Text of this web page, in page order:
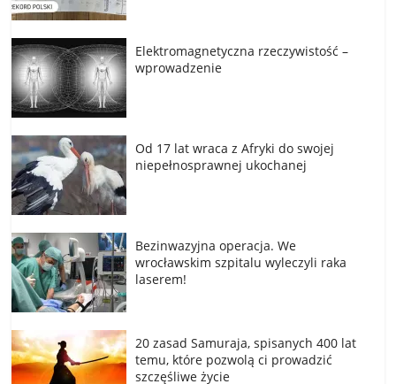
Elektromagnetyczna rzeczywistość –
wprowadzenie
Od 17 lat wraca z Afryki do swojej
niepełnosprawnej ukochanej
Bezinwazyjna operacja. We
wrocławskim szpitalu wyleczyli raka
laserem!
20 zasad Samuraja, spisanych 400 lat
temu, które pozwolą ci prowadzić
szczęśliwe życie